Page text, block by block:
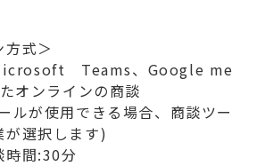
式＞
Teams、Google me
オンラインの商談
ルが使用できる場合、商談ツー
が選択します)
間:30分